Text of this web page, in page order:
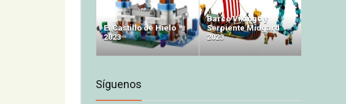
El Castillo de Hielo
2023
Barco Vikingo y
Serpiente Midgard
2023
Síguenos